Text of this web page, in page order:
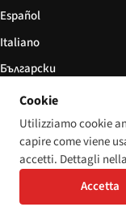
Español
Italiano
Български
简体中文
© 2026 Disability World.
DeutschEspañol
Cookie
Utilizziamo cookie
capire come viene
accetti. Dettagli
Accetta